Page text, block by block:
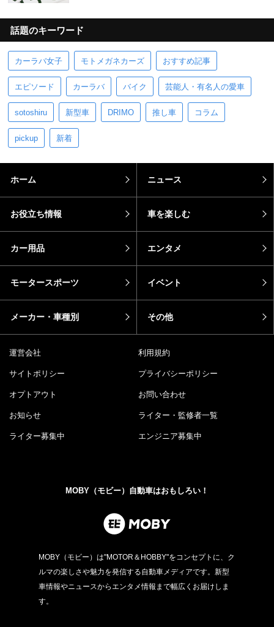
話題のキーワード
カーラバ女子 モトメガネカーズ おすすめ記事
エピソード カーラバ バイク 芸能人・有名人の愛車
sotoshiru 新型車 DRIMO 推し車 コラム
pickup 新着
ホーム ニュース
お役立ち情報 車を楽しむ
カー用品 エンタメ
モータースポーツ イベント
メーカー・車種別 その他
運営会社 利用規約
サイトポリシー プライバシーポリシー
オプトアウト お問い合わせ
お知らせ ライター・監修者一覧
ライター募集中 エンジニア募集中
MOBY（モビー）自動車はおもしろい！
MOBY（モビー）は"MOTOR＆HOBBY"をコンセプトに、ク
ルマの楽しさや魅力を発信する自動車メディアです。新型
車情報やニュースからエンタメ情報まで幅広くお届けしま
す。